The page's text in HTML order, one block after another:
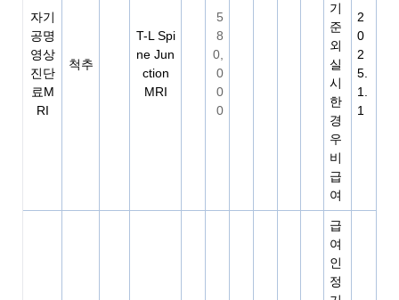
자기
공명
영상
진단
료M
RI
척추
T-L Spi
ne Jun
ction
MRI
5
8
0,
0
0
0
기
준
외
실
시
한
경
우
비
급
여
2
0
2
5.
1.
1
급
여
인
정